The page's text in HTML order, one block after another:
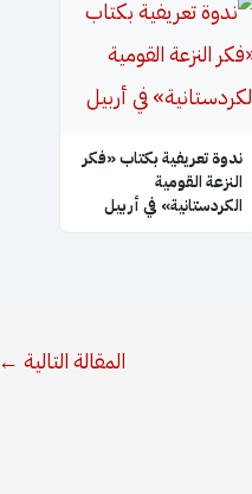
ندوة تعريفية بكتاب «فكر
النزعة القومية
الكردستانية» في أربيل
المقالة التالية ←